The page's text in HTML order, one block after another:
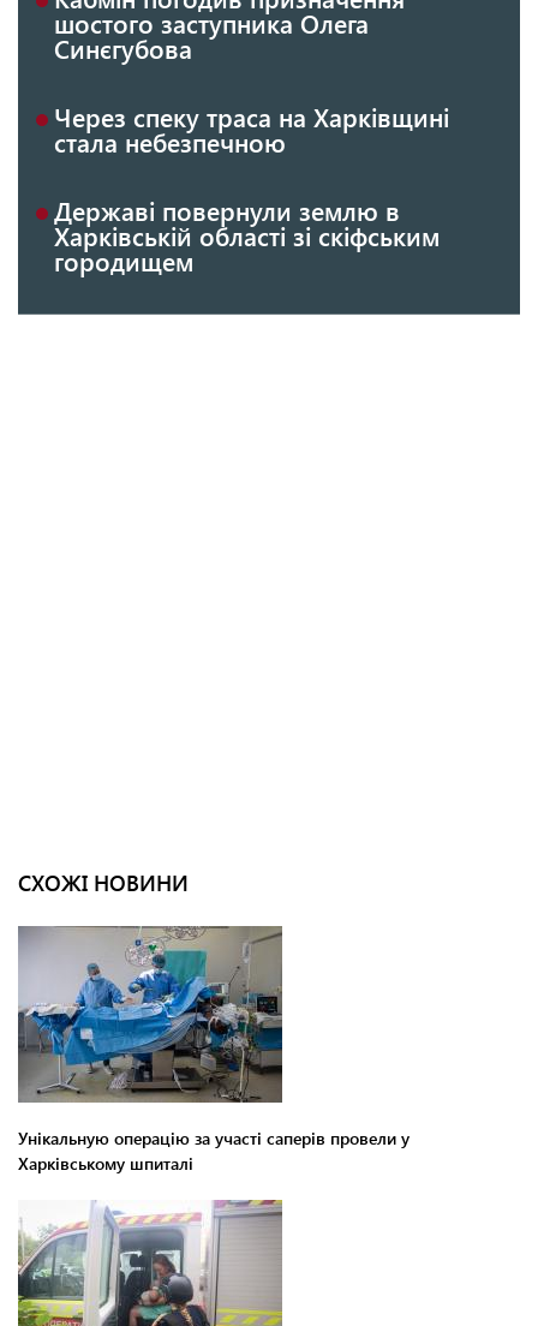
шостого заступника Олега
Синєгубова
Через спеку траса на Харківщині
стала небезпечною
Державі повернули землю в
Харківській області зі скіфським
городищем
СХОЖІ НОВИНИ
Унікальную операцію за участі саперів провели у
Харківському шпиталі